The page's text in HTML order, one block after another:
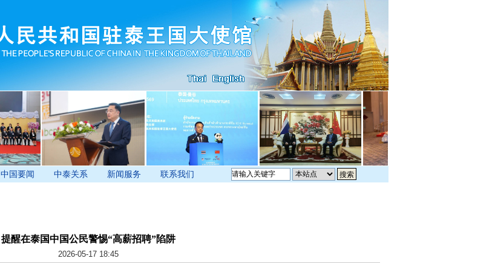
中国要闻 中泰关系 新闻服务 联系我们
提醒在泰国中国公民警惕“高薪招聘”陷阱
2026-05-17 18:45